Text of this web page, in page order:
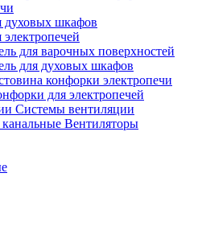
шкафов
для варочных поверхностей
для духовых шкафов
конфорки электропечи
для электропечей
Системы вентиляции
Вентиляторы